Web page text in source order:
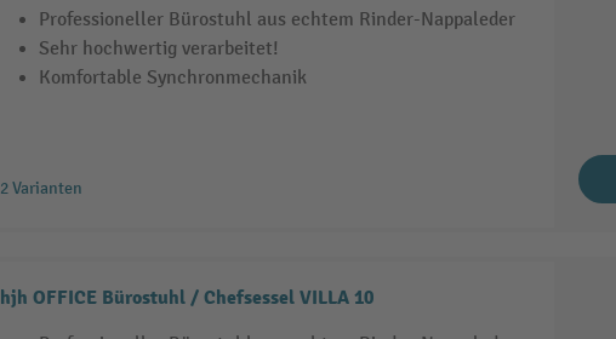
Professioneller Bürostuhl aus echtem Rinder-Nappaleder
Sehr hochwertig verarbeitet!
Komfortable Synchronmechanik
2 Varianten
hjh OFFICE Bürostuhl / Chefsessel VILLA 10